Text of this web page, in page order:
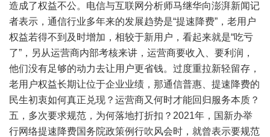
造成了权益不公。电信与互联网分析师马继华向澎湃新闻记
者表示，通信行业多年来的发展趋势是“提速降费”，老用户
权益若得不到及时增加，相较于新用户，看起来就是“吃亏
了”，另从运营商内部考核来讲，运营商要收入、要利润，
他们没有足够的动力去让用户更省钱。过度重拉新轻留存，
老用户权益长期让位于企业业绩，那通信普惠、提速降费的
民生初衷如何真正兑现？运营商又何时才能回归服务本质？
五，多次要求规范，为何落地打折扣？2021年，国新办举
行网络提速降费国务院政策例行吹风会时，就曾表示要规范